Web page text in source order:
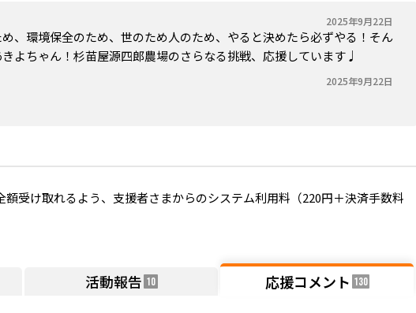
2025年9月22日
、環境保全のため、世のため人のため、やると決めたら必ずやる！そん
よちゃん！杉苗屋源四郎農場のさらなる挑戦、応援しています♩
2025年9月22日
受け取れるよう、支援者さまからのシステム利用料（220円＋決済手数料
活動報告 10 応援コメント 130